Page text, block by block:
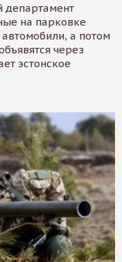
департамент
на парковке
а потом
через
эстонское